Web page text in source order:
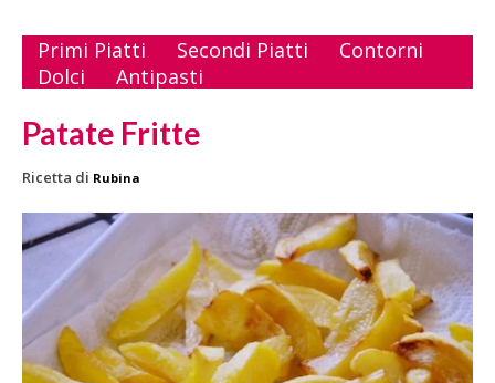
Primi Piatti Secondi Piatti
Contorni
Dolci
Antipasti
Patate Fritte
Ricetta di Rubina